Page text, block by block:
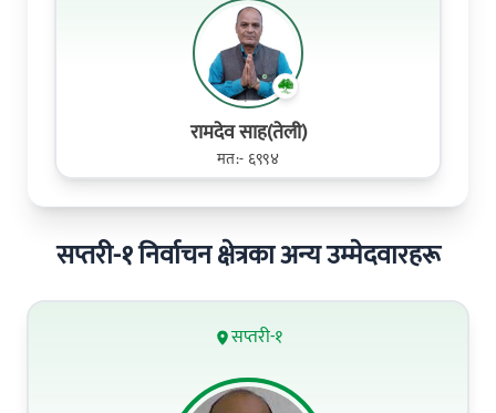
रामदेव साह(तेली)
मत:- ६९९४
सप्तरी-१ निर्वाचन क्षेत्रका अन्य उम्मेदवारहरू
सप्तरी-१